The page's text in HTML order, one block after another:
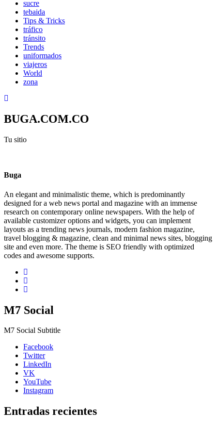
sucre
tebaida
Tips & Tricks
tráfico
tránsito
Trends
uniformados
viajeros
World
zona
BUGA.COM.CO
Tu sitio
Buga
An elegant and minimalistic theme, which is predominantly
designed for a web news portal and magazine with an immense
research on contemporary online newspapers. With the help of
available customizer options and widgets, you can implement
layouts as a trending news journals, modern fashion magazine,
travel blogging & magazine, clean and minimal news sites, blogging
site and even more. The theme is SEO friendly with optimized
codes and awesome supports.
M7 Social
M7 Social Subtitle
Facebook
Twitter
LinkedIn
VK
YouTube
Instagram
Entradas recientes